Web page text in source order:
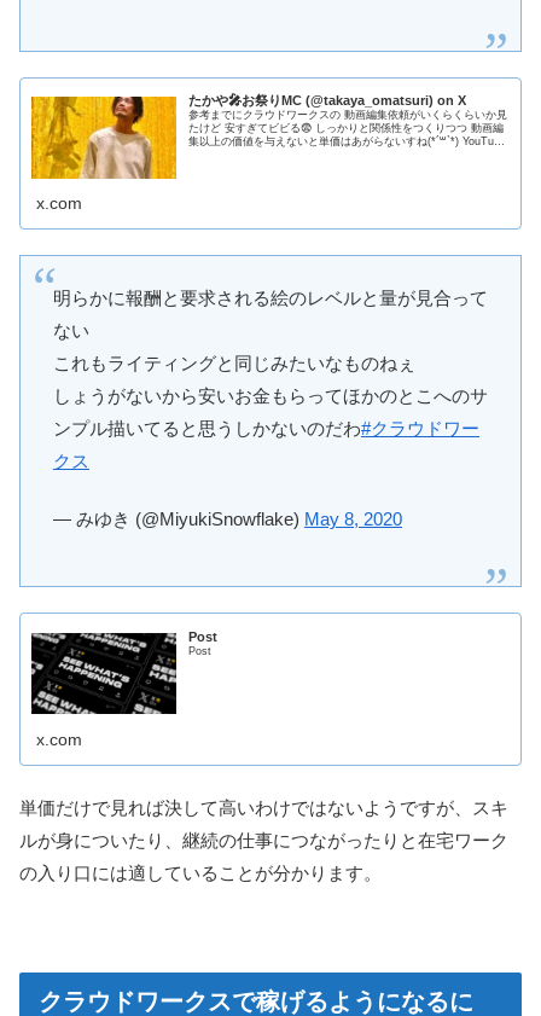
たかや🎤お祭りMC (@takaya_omatsuri) on X
参考までにクラウドワークスの 動画編集依頼がいくらくらいか見
たけど 安すぎてビビる😨 しっかりと関係性をつくりつつ 動画編
集以上の価値を与えないと単価はあがらないすね(*´꒳`*) YouTube
x.com
明らかに報酬と要求される絵のレベルと量が見合って
ない
これもライティングと同じみたいなものねぇ
しょうがないから安いお金もらってほかのとこへのサ
ンプル描いてると思うしかないのだわ#クラウドワー
クス
— みゆき (@MiyukiSnowflake) May 8, 2020
Post
Post
x.com
単価だけで見れば決して高いわけではないようですが、スキ
ルが身についたり、継続の仕事につながったりと在宅ワーク
の入り口には適していることが分かります。
クラウドワークスで稼げるようになるに